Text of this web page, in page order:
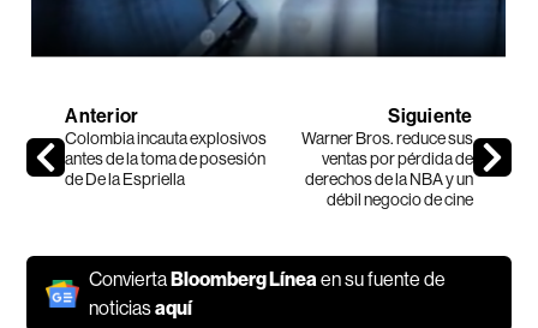
Anterior
Colombia incauta explosivos
antes de la toma de posesión
de De la Espriella
Siguiente
Warner Bros. reduce sus
ventas por pérdida de
derechos de la NBA y un
débil negocio de cine
ConviertaBloomberg Línea en su fuente de
noticiasaquí